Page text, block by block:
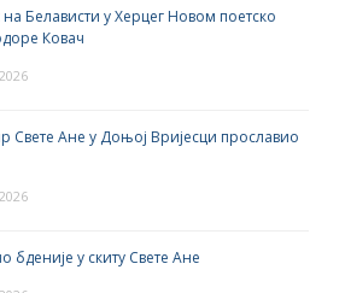
Белависти у Херцег Новом поетско
Ковач
Свете Ане у Доњој Вријесци прославио
бденије у скиту Свете Ане